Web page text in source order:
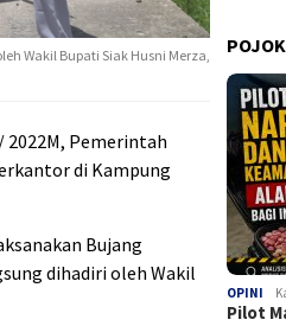
Wakil Bupati Siak Husni Merza,
2022M, Pemerintah
di Kampung
Bujang
dihadiri oleh Wakil
OPINI
Pilot